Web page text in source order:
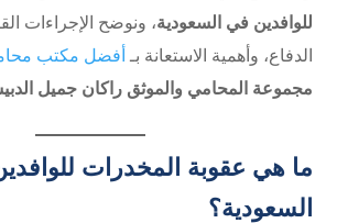
للوافدين في السعودية، ونوضح الإجراءات
الدفاع، وأهمية الاستعانة بـ أفضل مكتب
مجموعة المحامي والموثق راكان جميل
ما هي عقوبة المخدرات
السعودية؟